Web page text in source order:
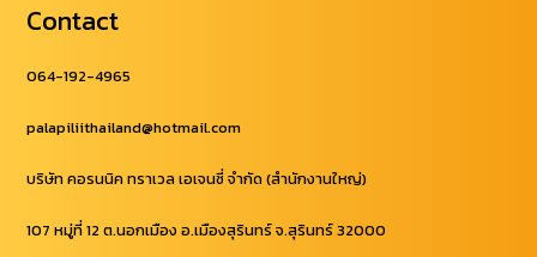
Contact
064-192-4965
palapiliithailand@hotmail.com
บริษัท คอรนนิค ทราเวล เอเจนซี่ จำกัด (สำนักงานใหญ่)
107 หมู่ที่ 12 ต.นอกเมือง อ.เมืองสุรินทร์ จ.สุรินทร์ 32000